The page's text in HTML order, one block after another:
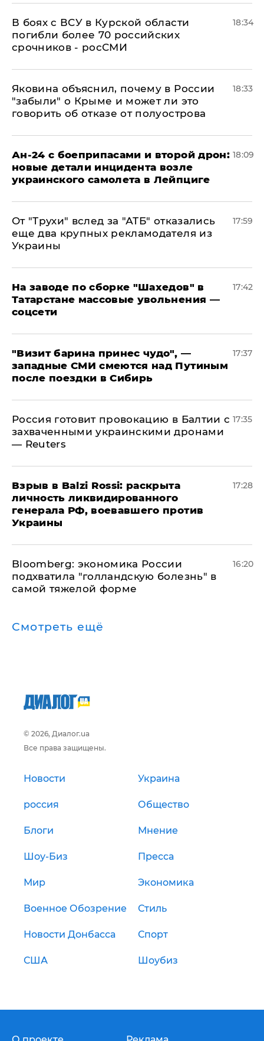
В боях с ВСУ в Курской области
погибли более 70 российских
срочников - росСМИ
18:34
Яковина объяснил, почему в России
"забыли" о Крыме и может ли это
говорить об отказе от полуострова
18:33
Ан-24 с боеприпасами и второй дрон:
новые детали инцидента возле
украинского самолета в Лейпциге
18:09
От "Трухи" вслед за "АТБ" отказались
еще два крупных рекламодателя из
Украины
17:59
На заводе по сборке "Шахедов" в
Татарстане массовые увольнения —
соцсети
17:42
"Визит барина принес чудо", —
западные СМИ смеются над Путиным
после поездки в Сибирь
17:37
​Россия готовит провокацию в Балтии с
захваченными украинскими дронами
— Reuters
17:35
​Взрыв в Balzi Rossi: раскрыта
личность ликвидированного
генерала РФ, воевавшего против
Украины
17:28
Bloomberg: экономика России
подхватила "голландскую болезнь" в
самой тяжелой форме
16:20
Смотреть ещё
© 2026, Диалог.ua
Все права защищены.
Новости Украина
россия Общество
Блоги Мнение
Шоу-Биз Пресса
Мир Экономика
Военное Обозрение Стиль
Новости Донбасса Спорт
США Шоубиз